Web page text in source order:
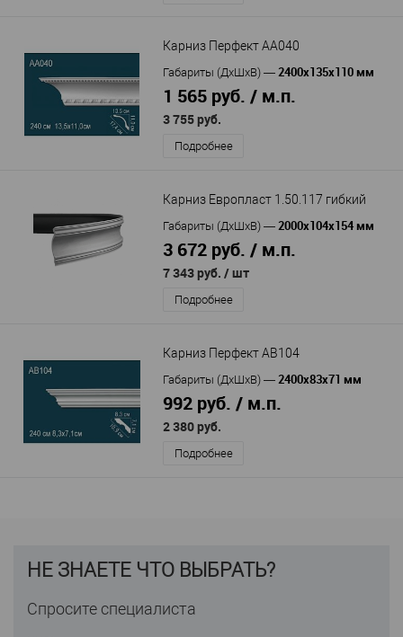
Карниз Перфект AA040
Габариты (ДхШхВ) — 2400х135х110 мм
1 565 руб. / м.п.
3 755 руб.
Подробнее
Карниз Европласт 1.50.117 гибкий
Габариты (ДхШхВ) — 2000х104х154 мм
3 672 руб. / м.п.
7 343 руб. / шт
Подробнее
Карниз Перфект AB104
Габариты (ДхШхВ) — 2400х83х71 мм
992 руб. / м.п.
2 380 руб.
Подробнее
НЕ ЗНАЕТЕ ЧТО ВЫБРАТЬ?
Спросите специалиста